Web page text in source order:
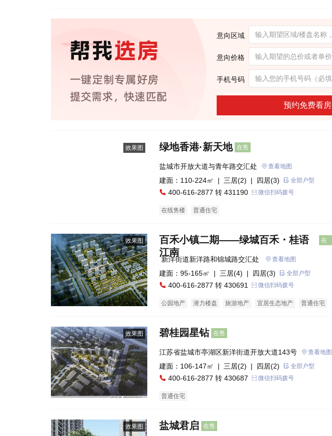
意向区域
意向价格
手机号码
预约免费看房
效果图 绿地香港·新天地 在售
盐城市开放大道与青年路交汇处 查看地图
建面：110-224㎡ | 三居(2) | 四居(3) 全部户型
400-616-2877 转 431190 微信扫码拨号
在线售楼 普通住宅
效果图
百禾小镇二期——绿城百禾・桂语
江南
在
查看地图
建面：95-165㎡ | 三居(4) | 四居(3) 全部户型
400-616-2877 转 430691 微信扫码拨号
公园地产 潜力楼盘 旅游地产 宜居生态地产 普通住宅
效果图 碧桂园星钻 在售
江苏省盐城市亭湖区新洋街道开放大道143号 查看地图
建面：106-147㎡ | 三居(2) | 四居(2) 全部户型
400-616-2877 转 430687 微信扫码拨号
普通住宅
效果图 盐城君启 在售